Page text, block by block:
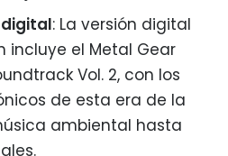
: La versión digital
incluye el Metal Gear
Vol. 2, con los
de esta era de la
ambiental hasta